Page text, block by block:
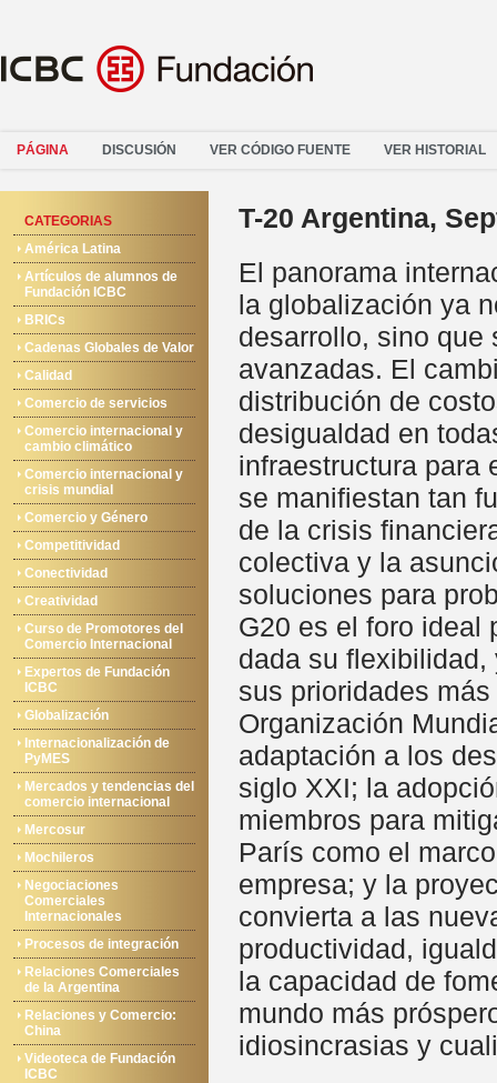
PÁGINA DISCUSIÓN VER CÓDIGO FUENTE VER HISTORIAL
CATEGORIAS
América Latina
Artículos de alumnos de
Fundación ICBC
BRICs
Cadenas Globales de Valor
Calidad
Comercio de servicios
Comercio internacional y
cambio climático
Comercio internacional y
crisis mundial
Comercio y Género
Competitividad
Conectividad
Creatividad
Curso de Promotores del
Comercio Internacional
Expertos de Fundación
ICBC
Globalización
Internacionalización de
PyMES
Mercados y tendencias del
comercio internacional
Mercosur
Mochileros
Negociaciones
Comerciales
Internacionales
Procesos de integración
Relaciones Comerciales
de la Argentina
Relaciones y Comercio:
China
Videoteca de Fundación
ICBC
T-20 Argentina,
El panorama
la globalización ya
desarrollo, sino que
avanzadas. El
distribución de
desigualdad en
infraestructura para
se manifiestan tan
de la crisis
colectiva y la
soluciones para
G20 es el foro ideal
dada su
sus prioridades
Organización
adaptación a los
siglo XXI; la
miembros para
París como el
empresa; y la
convierta a las
productividad,
la capacidad de
mundo más
idiosincrasias y